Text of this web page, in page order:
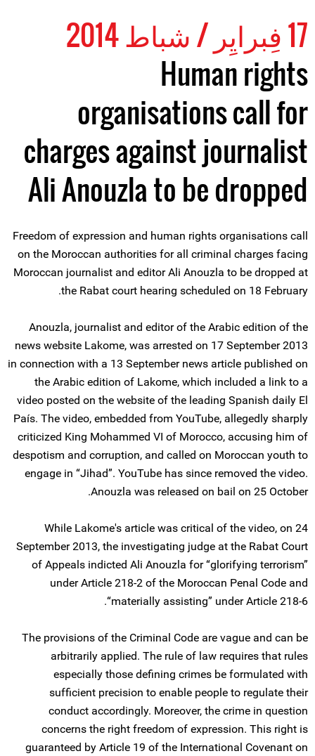
17 فِبرايِر / شباط 2014
Human rights
organisations call for
charges against journalist
Ali Anouzla to be dropped
Freedom of expression and human rights organisations call
on the Moroccan authorities for all criminal charges facing
Moroccan journalist and editor Ali Anouzla to be dropped at
the Rabat court hearing scheduled on 18 February.
Anouzla, journalist and editor of the Arabic edition of the
news website Lakome, was arrested on 17 September 2013
in connection with a 13 September news article published on
the Arabic edition of Lakome, which included a link to a
video posted on the website of the leading Spanish daily El
País. The video, embedded from YouTube, allegedly sharply
criticized King Mohammed VI of Morocco, accusing him of
despotism and corruption, and called on Moroccan youth to
engage in “Jihad”. YouTube has since removed the video.
Anouzla was released on bail on 25 October.
While Lakome's article was critical of the video, on 24
September 2013, the investigating judge at the Rabat Court
of Appeals indicted Ali Anouzla for “glorifying terrorism”
under Article 218-2 of the Moroccan Penal Code and
“materially assisting” under Article 218-6.
The provisions of the Criminal Code are vague and can be
arbitrarily applied. The rule of law requires that rules
especially those defining crimes be formulated with
sufficient precision to enable people to regulate their
conduct accordingly. Moreover, the crime in question
concerns the right freedom of expression. This right is
guaranteed by Article 19 of the International Covenant on